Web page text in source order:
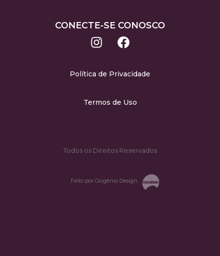
CONECTE-SE CONOSCO
Política de Privacidade
Termos de Uso
Todos os Direitos Reservados
Feito por Oxigênio Design